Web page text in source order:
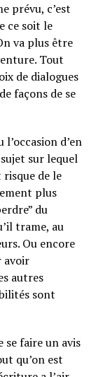
prévu, c’est
ce soit le
va plus être
Tout
de dialogues
façons de se
d’en
sur lequel
de le
plus
du
trame, au
Ou encore
avoir
autres
sont
se faire un avis
qu’on est